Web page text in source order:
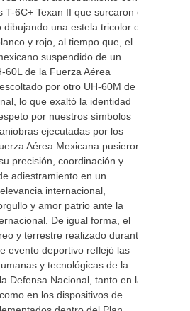
6C+ Texan II que surcaron el
una estela tricolor de
y rojo, al tiempo que, el
suspendido de un
60L de la Fuerza Aérea
por otro UH-60M de la
lo que exaltó la identidad
por nuestros símbolos
ejecutadas por los
Aérea Mexicana pusieron
precisión, coordinación y
adiestramiento en un
internacional,
y amor patrio ante la
De igual forma, el
y terrestre realizado durante
evento deportivo reflejó las
y tecnológicas de la
Defensa Nacional, tanto en la
en los dispositivos de